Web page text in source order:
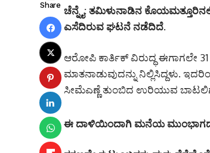
Share ಚೆನ್ನೈ: ತಮಿಳುನಾಡಿನ
ಎಸೆದಿರುವ ಘಟನೆ ನಡೆದಿದೆ.
ಆರೋಪಿ ಕಾರ್ತಿಕ್ ವಿರುದ್ಧ ಈಗಾಗಲೇ
ಮಾತನಾಡುವುದನ್ನು ನಿಲ್ಲಿಸಿದ್ದಳು.
ಸೀಮೆಎಣ್ಣೆ ತುಂಬಿದ ಉರಿಯುವ
ಈ ದಾಳಿಯಿಂದಾಗಿ ಮನೆಯ